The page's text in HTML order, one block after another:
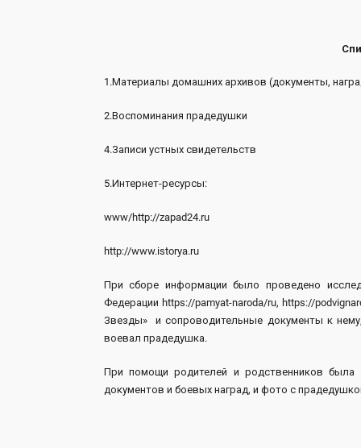
1.Материалы домашних архивов (документы,
2.Воспоминания прадедушки
4.Записи устных свидетельств
5.Интернет-ресурсы:
www/http://zapad24.ru
http://www.istorya.ru
При сборе информации было проведено
Федерации https://pamyat-naroda/ru, https://
Звезды» и сопроводительные документы к
воевал прадедушка.
При помощи родителей и родственников
документов и боевых наград, и фото с